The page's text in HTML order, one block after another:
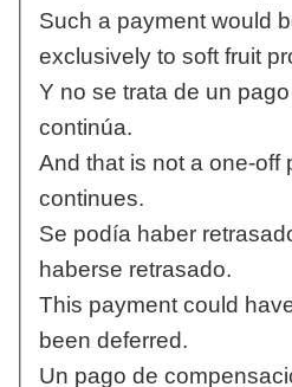
Such a payment would
exclusively to soft fruit
Y no se trata de un
continúa.
And that is not a one-off
continues.
Se podía haber
haberse retrasado.
This payment could
been deferred.
Un pago de